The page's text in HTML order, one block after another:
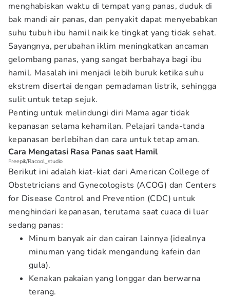
menghabiskan waktu di tempat yang panas, duduk di
bak mandi air panas, dan penyakit dapat menyebabkan
suhu tubuh ibu hamil naik ke tingkat yang tidak sehat.
Sayangnya, perubahan iklim meningkatkan ancaman
gelombang panas, yang sangat berbahaya bagi ibu
hamil. Masalah ini menjadi lebih buruk ketika suhu
ekstrem disertai dengan pemadaman listrik, sehingga
sulit untuk tetap sejuk.
Penting untuk melindungi diri Mama agar tidak
kepanasan selama kehamilan. Pelajari tanda-tanda
kepanasan berlebihan dan cara untuk tetap aman.
Cara Mengatasi Rasa Panas saat Hamil
Freepik/Racool_studio
Berikut ini adalah kiat-kiat dari American College of
Obstetricians and Gynecologists (ACOG) dan Centers
for Disease Control and Prevention (CDC) untuk
menghindari kepanasan, terutama saat cuaca di luar
sedang panas:
Minum banyak air dan cairan lainnya (idealnya
minuman yang tidak mengandung kafein dan
gula).
Kenakan pakaian yang longgar dan berwarna
terang.